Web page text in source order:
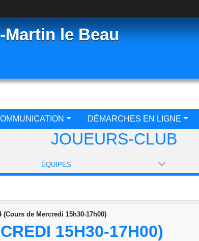
le Beau
DÉMARCHES EN LIGNE
JOUEURS-CLUB
ÉQUIPES
(Cours de Mercredi 15h30-17h00)
15H30-17H00)